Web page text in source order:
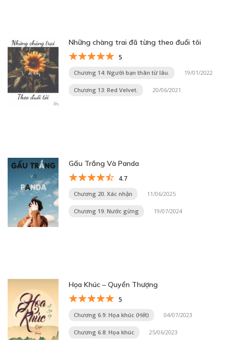
Những chàng trai đã từng theo đuổi tôi
5
Chương 14: Người bạn thân từ lâu. 19/01/2022
Chương 13: Red Velvet. 20/06/2021
Gấu Trắng Và Panda
4.7
Chương 20. Xác nhận 11/06/2025
Chương 19. Nước gừng 19/07/2024
Họa Khúc – Quyển Thượng
5
Chương 6.9: Họa khúc (Hết) 04/07/2023
Chương 6.8: Họa khúc 25/06/2023